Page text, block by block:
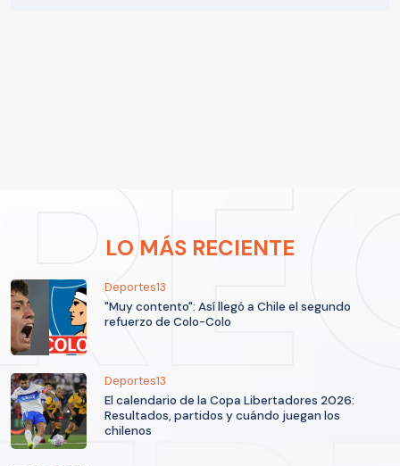
LO MÁS RECIENTE
Deportes13
"Muy contento": Así llegó a Chile el segundo
refuerzo de Colo-Colo
Deportes13
El calendario de la Copa Libertadores 2026:
Resultados, partidos y cuándo juegan los
chilenos